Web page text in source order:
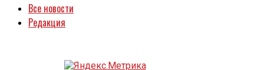
Все новости
Редакция